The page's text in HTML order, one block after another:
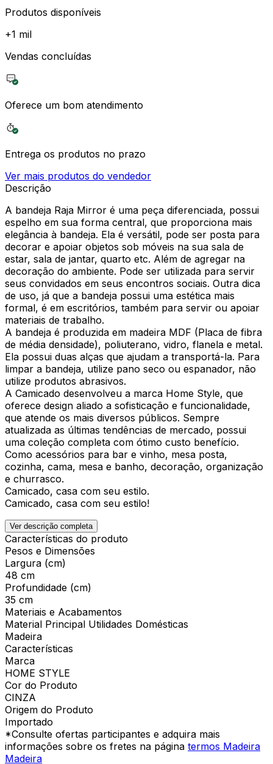
Produtos disponíveis
+1 mil
Vendas concluídas
Oferece um bom atendimento
Entrega os produtos no prazo
Ver mais produtos do vendedor
Descrição
A bandeja Raja Mirror é uma peça diferenciada, possui
espelho em sua forma central, que proporciona mais
elegância à bandeja. Ela é versátil, pode ser posta para
decorar e apoiar objetos sob móveis na sua sala de
estar, sala de jantar, quarto etc. Além de agregar na
decoração do ambiente. Pode ser utilizada para servir
seus convidados em seus encontros sociais. Outra dica
de uso, já que a bandeja possui uma estética mais
formal, é em escritórios, também para servir ou apoiar
materiais de trabalho.
A bandeja é produzida em madeira MDF (Placa de fibra
de média densidade), poliuterano, vidro, flanela e metal.
Ela possui duas alças que ajudam a transportá-la. Para
limpar a bandeja, utilize pano seco ou espanador, não
utilize produtos abrasivos.
A Camicado desenvolveu a marca Home Style, que
oferece design aliado a sofisticação e funcionalidade,
que atende os mais diversos públicos. Sempre
atualizada as últimas tendências de mercado, possui
uma coleção completa com ótimo custo benefício.
Como acessórios para bar e vinho, mesa posta,
cozinha, cama, mesa e banho, decoração, organização
e churrasco.
Camicado, casa com seu estilo.
Camicado, casa com seu estilo!
Ver descrição completa
Características do produto
Pesos e Dimensões
Largura (cm)
48 cm
Profundidade (cm)
35 cm
Materiais e Acabamentos
Material Principal Utilidades Domésticas
Madeira
Características
Marca
HOME STYLE
Cor do Produto
CINZA
Origem do Produto
Importado
*Consulte ofertas participantes e adquira mais
informações sobre os fretes na página termos Madeira
Madeira